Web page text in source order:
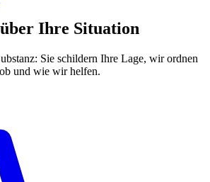
Ihre Situation
Sie schildern Ihre Lage, wir ordnen
und wie wir helfen.